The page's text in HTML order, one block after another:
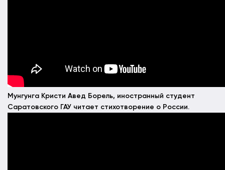
Мунгунга Кристи Авед Борель, иностранный студент
Саратовского ГАУ читает стихотворение о России.